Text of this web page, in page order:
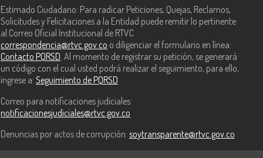
Estimado Ciudadano: Para radicar Peticiones, Quejas, Reclamos,
Solicitudes y Felicitaciones a la Entidad puede remitir lo pertinente
al Correo Oficial Institucional de RTVC
correspondencia@rtvc.gov.co o diligenciar el formulario en línea:
Contacto PQRSD . Al momento de registrar su petición, se generará
un código con el cual usted podrá realizar el seguimiento, para ello,
ingrese a: Seguimiento de PQRSD
Correo para notificaciones judiciales:
notificacionesjudiciales@rtvc.gov.co
Denuncias por actos de corrupción: soytransparente@rtvc.gov.co